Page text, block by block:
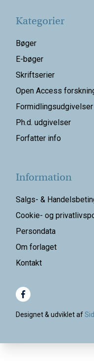
Kategorier
Bøger
E-bøger
Skriftserier
Open Access
Formidlingsudgivelser
Ph.d. udgivelser
Forfatter info
Information
Salgs- &
Cookie- og
Persondata
Om forlaget
Kontakt
Designet & udviklet af